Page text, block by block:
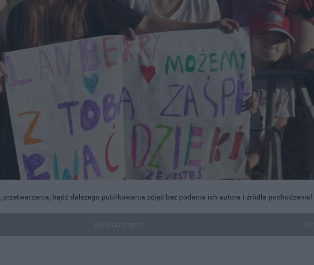
bądź dalszego publikowania zdjęć bez podania ich autora i źródła pochodzenia!